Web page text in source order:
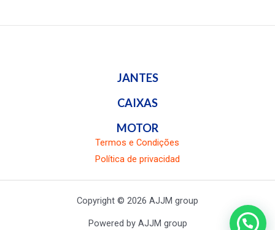
JANTES
CAIXAS
MOTOR
Termos e Condições
Política de privacidad
Copyright © 2026 AJJM group
Powered by AJJM group